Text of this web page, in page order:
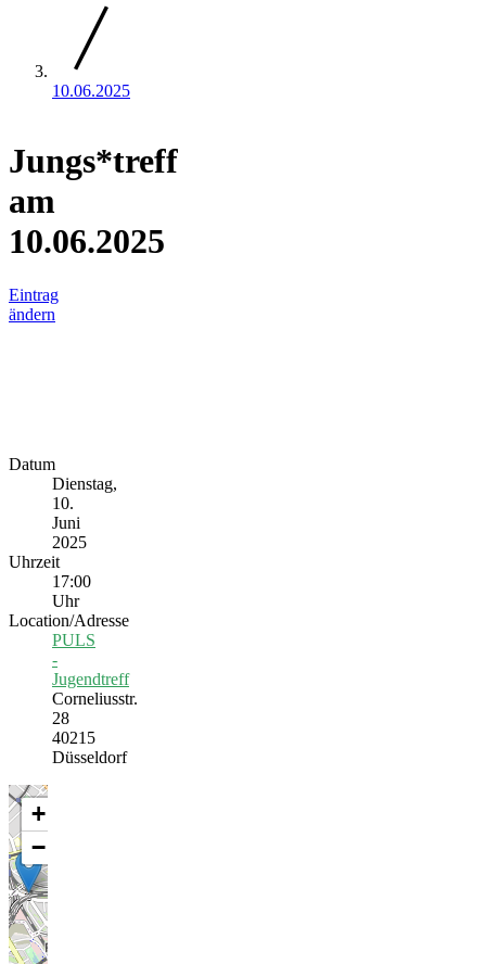
10.06.2025
Jungs*treff
am
10.06.2025
Eintrag
ändern
Datum
Dienstag,
10.
Juni
2025
Uhrzeit
17:00
Uhr
Location/Adresse
PULS
-
Jugendtreff
Corneliusstr.
28
40215
Düsseldorf
+
−